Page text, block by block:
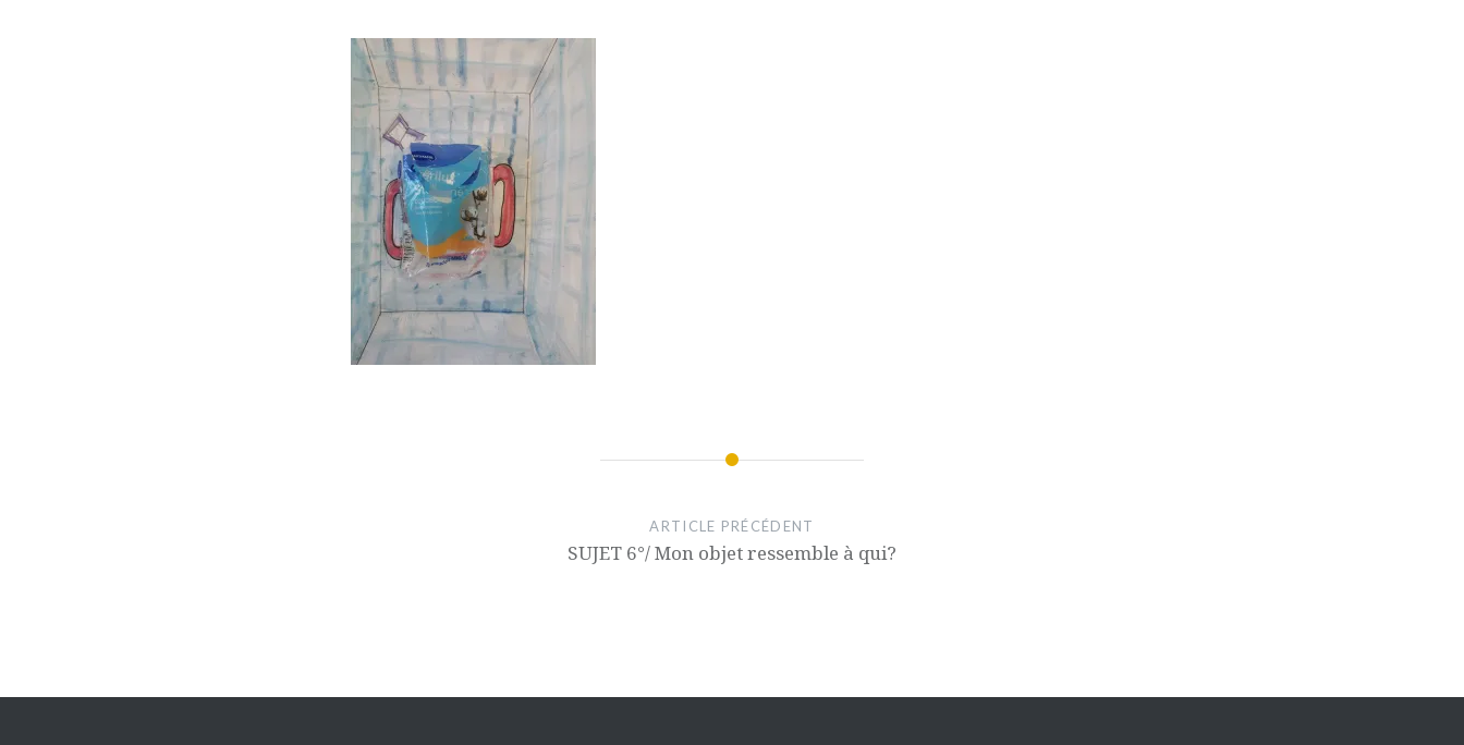
ARTICLE PRÉCÉDENT
SUJET 6°/ Mon objet ressemble à qui?